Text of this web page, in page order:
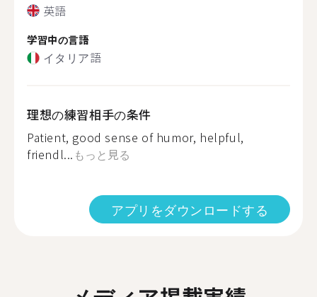
英語
学習中の言語
イタリア語
理想の練習相手の条件
Patient, good sense of humor, helpful,
friendl... もっと見る
アプリをダウンロードする